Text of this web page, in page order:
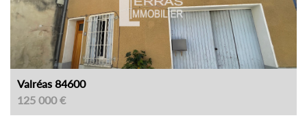
Valréas 84600
125 000 €